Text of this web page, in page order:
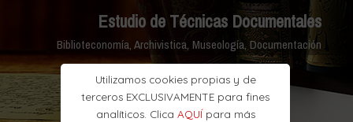
Utilizamos cookies propias y de
terceros EXCLUSIVAMENTE para fines
analíticos. Clica AQUÍpara más
Estudio de Técnicas Documentales
Biblioteconomía, Archivistica, Museología, Documentación